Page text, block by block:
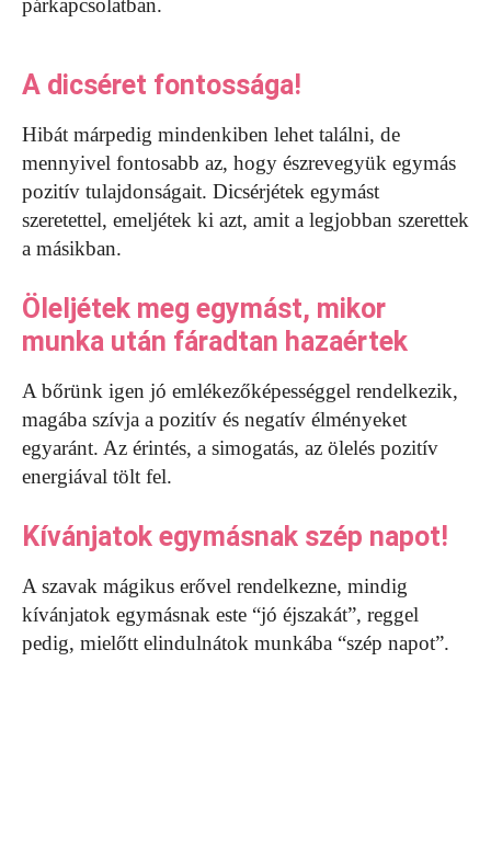
párkapcsolatban.
A dicséret fontossága!
Hibát márpedig mindenkiben lehet találni, de
mennyivel fontosabb az, hogy észrevegyük egymás
pozitív tulajdonságait. Dicsérjétek egymást
szeretettel, emeljétek ki azt, amit a legjobban szerettek
a másikban.
Öleljétek meg egymást, mikor
munka után fáradtan hazaértek
A bőrünk igen jó emlékezőképességgel rendelkezik,
magába szívja a pozitív és negatív élményeket
egyaránt. Az érintés, a simogatás, az ölelés pozitív
energiával tölt fel.
Kívánjatok egymásnak szép napot!
A szavak mágikus erővel rendelkezne, mindig
kívánjatok egymásnak este “jó éjszakát”, reggel
pedig, mielőtt elindulnátok munkába “szép napot”.